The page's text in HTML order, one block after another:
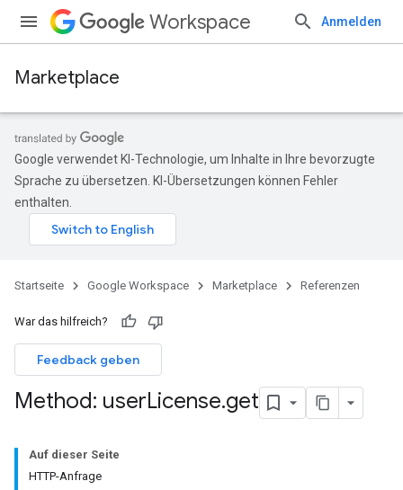
Workspace Anmelden
Marketplace
Google verwendet KI-Technologie, um Inhalte in Ihre bevorzugte
Sprache zu übersetzen. KI-Übersetzungen können Fehler
enthalten.
Startseite Google Workspace Marketplace Referenzen
War das hilfreich?
Feedback geben
Method: userLicense.get
Auf dieser Seite
HTTP-Anfrage